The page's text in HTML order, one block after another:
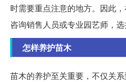
时需要重点注意的地方。因此
咨询销售人员或专业园艺师，选
怎样养护苗木
苗木的养护至关重要，不仅关